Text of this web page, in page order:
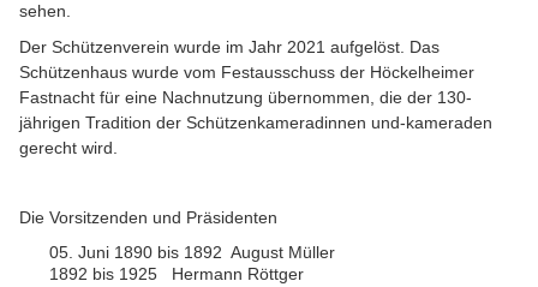
sehen.
Der Schützenverein wurde im Jahr 2021 aufgelöst. Das
Schützenhaus wurde vom Festausschuss der Höckelheimer
Fastnacht für eine Nachnutzung übernommen, die der 130-
jährigen Tradition der Schützenkameradinnen und-kameraden
gerecht wird.
Die Vorsitzenden und Präsidenten
05. Juni 1890 bis 1892 August Müller
1892 bis 1925 Hermann Röttger